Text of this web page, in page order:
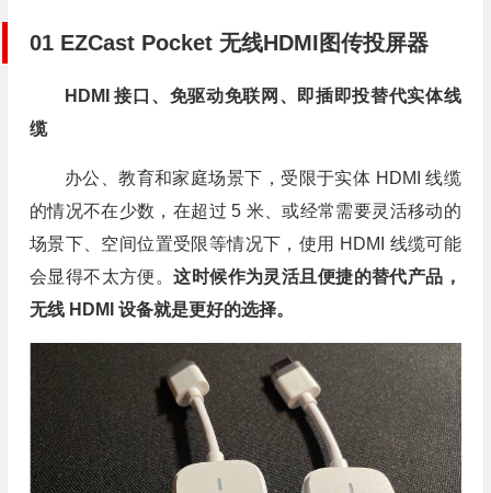
01 EZCast Pocket 无线HDMI图传投屏器
HDMI 接口、免驱动免联网、即插即投替代实体线
缆
办公、教育和家庭场景下，受限于实体 HDMI 线缆
的情况不在少数，在超过 5 米、或经常需要灵活移动的
场景下、空间位置受限等情况下，使用 HDMI 线缆可能
会显得不太方便。这时候作为灵活且便捷的替代产品，
无线 HDMI 设备就是更好的选择。